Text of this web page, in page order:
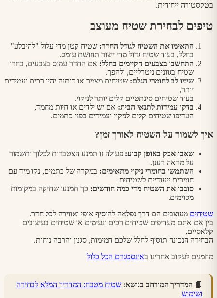
בטקסטורה ייחודית.
טיפים לבחירת שטיח מעוצב
התאימו את השטיח לגודל החדר: שטיח קטן מדי עלול "להיבלע"
בחלל, בעוד שטיח גדול מדי ייצור תחושת עומס.
התחשבו בצבעים הקיימים בחלל: אם החדר עמוס בצבעים, בחרו
שטיח בגוונים ניטרליים, ולהפך.
שימו לב לחומרי הגלם: שטיחים מצמר או כותנה יהיו רכים ועמידים
יותר,
בעוד שטיחים סינתטיים קלים יותר לניקוי.
בדקו עמידות לתנאי הבית: אם יש ילדים או חיות מחמד,
העדיפו שטיחים קלים לניקוי ועמידים בפני כתמים.
איך לשמור על השטיח לאורך זמן?
שאבו אבק באופן קבוע: פעולה זו תמנע הצטברות לכלוך ותשמור
על מראה רענן.
השתמשו בחומרי ניקוי מתאימים: במקרה של כתמים, נקו מיד עם
חומרים ייעודיים לשטיחים.
סובבו את השטיח מדי כמה חודשים: כך תמנעו שחיקה במקומות
מסוימים.
שטיחים מעוצבים הם דרך נפלאה להוסיף אופי ואווירה לכל חדר.
בין אם אתם מעדיפים שטיחים רכים ונעימים או שטיחים בעיצובים
קלאסיים,
הבחירה הנכונה תוסיף לחלל שלכם חמימות, סגנון והרבה נוחות.
מוזמנים לעקוב אחרינו באינסטגרם הכל כלול
📘 המדריך המורחב בנושא: שטיח מטבח: המדריך המלא לבחירה
ושימוש